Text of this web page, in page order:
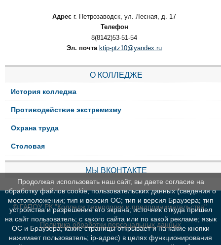
Адрес г. Петрозаводск, ул. Лесная, д. 17
Телефон
8(8142)53-51-54
Эл. почта ktip-ptz10@yandex.ru
О КОЛЛЕДЖЕ
История колледжа
Противодействие экстремизму
Охрана труда
Столовая
МЫ ВКОНТАКТЕ
© ГАПОУ РК "Колледж технологии и предпринимательства"
Политика обработки персональных данных
Продолжая использовать наш сайт, вы даете согласие на
обработку файлов cookie, пользовательских данных (сведения о
местоположении; тип и версия ОС; тип и версия Браузера; тип
устройства и разрешение его экрана; источник откуда пришел
на сайт пользователь; с какого сайта или по какой рекламе; язык
ОС и Браузера; какие страницы открывает и на какие кнопки
нажимает пользователь; ip-адрес) в целях функционирования